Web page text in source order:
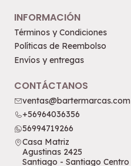
INFORMACIÓN
Términos y Condiciones
Políticas de Reembolso
Envíos y entregas
CONTÁCTANOS
ventas@bartermarcas.com
+56964036356
56994719266
Casa Matriz
Agustinas 2425
Santiago - Santiago Centro